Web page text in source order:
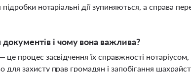
підробки нотаріальні дії зупиняються, а справа
і чому вона важлива?
це процес засвідчення їх справжності
для захисту прав громадян і запобігання